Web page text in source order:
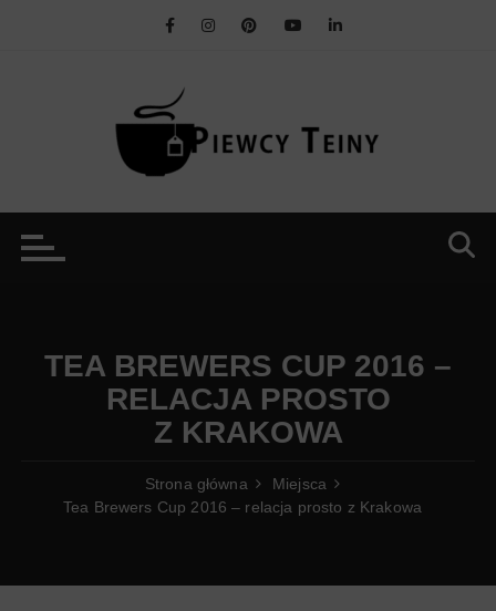
TEA BREWERS CUP 2016 –
RELACJA PROSTO
Z KRAKOWA
Strona główna
Miejsca
Tea Brewers Cup 2016 – relacja prosto z Krakowa